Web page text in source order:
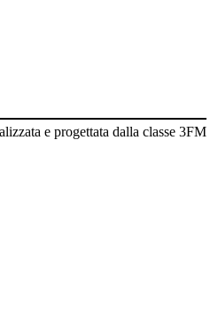
e progettata dalla classe 3FM